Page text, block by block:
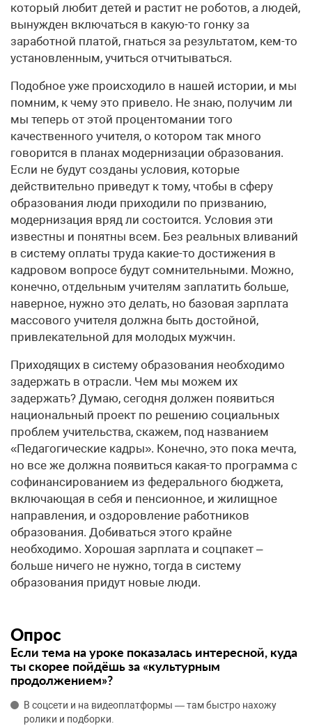
который любит детей и растит не роботов, а людей,
вынужден включаться в какую-то гонку за
заработной платой, гнаться за результатом, кем-то
установленным, учиться отчитываться.
Подобное уже происходило в нашей истории, и мы
помним, к чему это привело. Не знаю, получим ли
мы теперь от этой процентомании того
качественного учителя, о котором так много
говорится в планах модернизации образования.
Если не будут созданы условия, которые
действительно приведут к тому, чтобы в сферу
образования люди приходили по призванию,
модернизация вряд ли состоится. Условия эти
известны и понятны всем. Без реальных вливаний
в систему оплаты труда какие-то достижения в
кадровом вопросе будут сомнительными. Можно,
конечно, отдельным учителям заплатить больше,
наверное, нужно это делать, но базовая зарплата
массового учителя должна быть достойной,
привлекательной для молодых мужчин.
Приходящих в систему образования необходимо
задержать в отрасли. Чем мы можем их
задержать? Думаю, сегодня должен появиться
национальный проект по решению социальных
проблем учительства, скажем, под названием
«Педагогические кадры». Конечно, это пока мечта,
но все же должна появиться какая-то программа с
софинансированием из федерального бюджета,
включающая в себя и пенсионное, и жилищное
направления, и оздоровление работников
образования. Добиваться этого крайне
необходимо. Хорошая зарплата и соцпакет –
больше ничего не нужно, тогда в систему
образования придут новые люди.
Опрос
Если тема на уроке показалась интересной, куда
ты скорее пойдёшь за «культурным
продолжением»?
В соцсети и на видеоплатформы — там быстро нахожу
ролики и подборки.